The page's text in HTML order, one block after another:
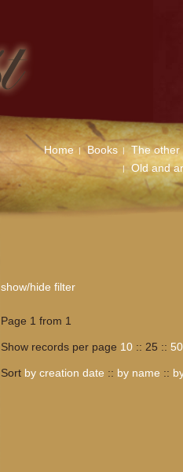
Home Books The other
Old and
show/hide filter
Page 1 from 1
Show records per page 10 :: 25 :: 50
Sort by creation date :: by name ::